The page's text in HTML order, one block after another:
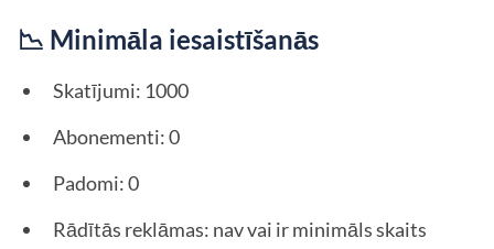
📉 Minimāla iesaistīšanās
Skatījumi: 1000
Abonementi: 0
Padomi: 0
Rādītās reklāmas: nav vai ir minimāls skaits